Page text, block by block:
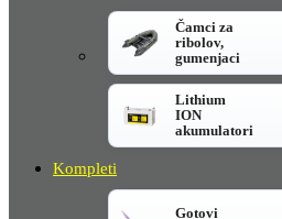
Čamci za
ribolov,
gumenjaci
Lithium
ION
akumulatori
Kompleti
Gotovi